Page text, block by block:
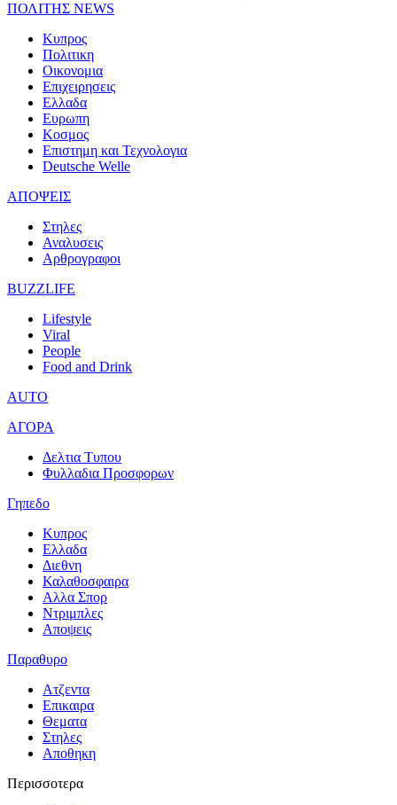
ΠΟΛΙΤΗΣ NEWS
Κυπρος
Πολιτικη
Οικονομια
Επιχειρησεις
Ελλαδα
Ευρωπη
Κοσμος
Επιστημη και Τεχνολογια
Deutsche Welle
ΑΠΟΨΕΙΣ
Στηλες
Αναλυσεις
Αρθρογραφοι
BUZZLIFE
Lifestyle
Viral
People
Food and Drink
AUTO
ΑΓΟΡΑ
Δελτια Τυπου
Φυλλαδια Προσφορων
Γηπεδο
Κυπρος
Ελλαδα
Διεθνη
Καλαθοσφαιρα
Αλλα Σπορ
Ντριμπλες
Αποψεις
Παραθυρο
Ατζεντα
Επικαιρα
Θεματα
Στηλες
Αποθηκη
Περισσοτερα